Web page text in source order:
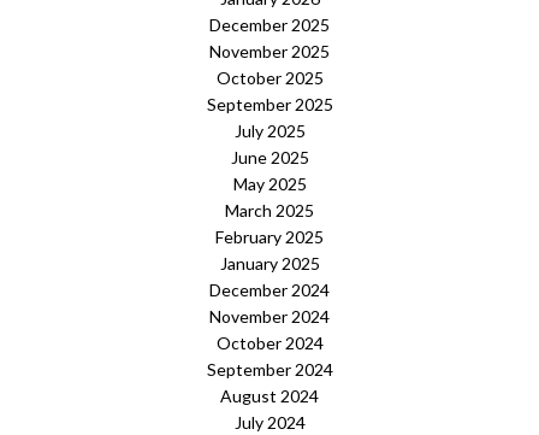
December 2025
November 2025
October 2025
September 2025
July 2025
June 2025
May 2025
March 2025
February 2025
January 2025
December 2024
November 2024
October 2024
September 2024
August 2024
July 2024